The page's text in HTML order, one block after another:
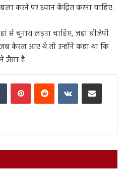
करने पर ध्यान केंद्रित करना चाहिए.
से चुनाव लड़ना चाहिए, जहां बीजेपी
केरल आए थे तो उन्होंने कहा था कि
जैसा है.
Tumblr PinterestReddit VKontakteShare via Email